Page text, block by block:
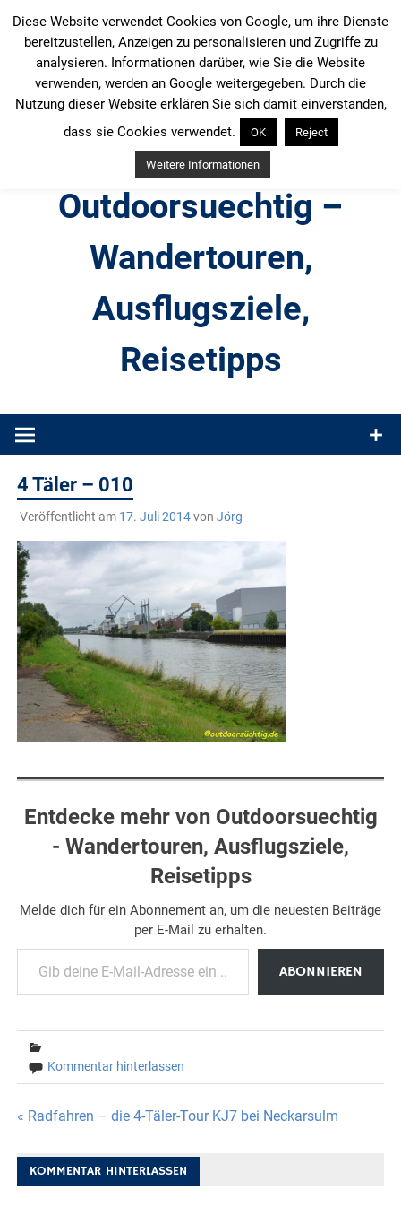
Inhalt
springen
Outdoorsuechtig –
Wandertouren,
Ausflugsziele,
Reisetipps
Produkttests und Buchrezensionen. Ein Blog für alle, die gern
4 Täler – 010
Veröffentlicht am 17. Juli 2014von Jörg
Entdecke mehr von Outdoorsuechtig
- Wandertouren, Ausflugsziele,
Reisetipps
Melde dich für ein Abonnement an, um die neuesten Beiträge
per E-Mail zu erhalten.
Gib deine E-Mail-Adresse ein ...
ABONNIEREN
Kommentar hinterlassen
Beitragsnavigation
« Radfahren – die 4-Täler-Tour KJ7 bei Neckarsulm
KOMMENTAR HINTERLASSEN
Diese Website verwendet Cookies von Google, um ihre Dienste
bereitzustellen, Anzeigen zu personalisieren und Zugriffe zu
analysieren. Informationen darüber, wie Sie die Website
verwenden, werden an Google weitergegeben. Durch die
Nutzung dieser Website erklären Sie sich damit einverstanden,
dass sie Cookies verwendet.
OK Reject
Weitere Informationen